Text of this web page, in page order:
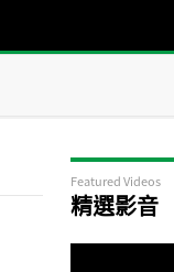
Featured Videos
精選影音